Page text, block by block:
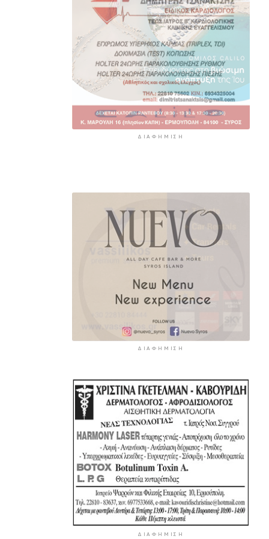
ΔΙΑΦΉΜΙΣΗ
ΔΙΑΦΉΜΙΣΗ
ΔΙΑΦΉΜΙΣΗ